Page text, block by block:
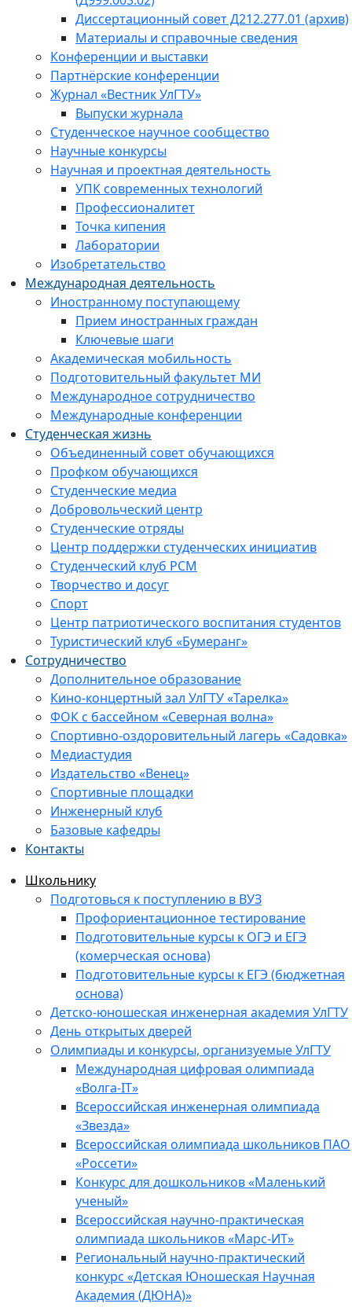
Диссертационный совет Д212.277.01 (архив)
Материалы и справочные сведения
Конференции и выставки
Партнёрские конференции
Журнал «Вестник УлГТУ»
Выпуски журнала
Студенческое научное сообщество
Научные конкурсы
Научная и проектная деятельность
УПК современных технологий
Профессионалитет
Точка кипения
Лаборатории
Изобретательство
Международная деятельность
Иностранному поступающему
Прием иностранных граждан
Ключевые шаги
Академическая мобильность
Подготовительный факультет МИ
Международное сотрудничество
Международные конференции
Студенческая жизнь
Объединенный совет обучающихся
Профком обучающихся
Студенческие медиа
Добровольческий центр
Студенческие отряды
Центр поддержки студенческих инициатив
Студенческий клуб РСМ
Творчество и досуг
Спорт
Центр патриотического воспитания студентов
Туристический клуб «Бумеранг»
Сотрудничество
Дополнительное образование
Кино-концертный зал УлГТУ «Тарелка»
ФОК с бассейном «Северная волна»
Спортивно-оздоровительный лагерь «Садовка»
Медиастудия
Издательство «Венец»
Спортивные площадки
Инженерный клуб
Базовые кафедры
Контакты
Школьнику
Подготовься к поступлению в ВУЗ
Профориентационное тестирование
Подготовительные курсы к ОГЭ и ЕГЭ
(комерческая основа)
Подготовительные курсы к ЕГЭ (бюджетная
основа)
Детско-юношеская инженерная академия УлГТУ
День открытых дверей
Олимпиады и конкурсы, организуемые УлГТУ
Международная цифровая олимпиада
«Волга-IT»
Всероссийская инженерная олимпиада
«Звезда»
Всероссийская олимпиада школьников ПАО
«Россети»
Конкурс для дошкольников «Маленький
ученый»
Всероссийская научно-практическая
олимпиада школьников «Марс-ИТ»
Региональный научно-практический
конкурс «Детская Юношеская Научная
Академия (ДЮНА)»